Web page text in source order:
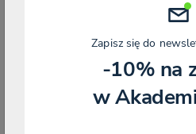
Pokazuje 13 - 24
Zapisz się do
-10% na
w